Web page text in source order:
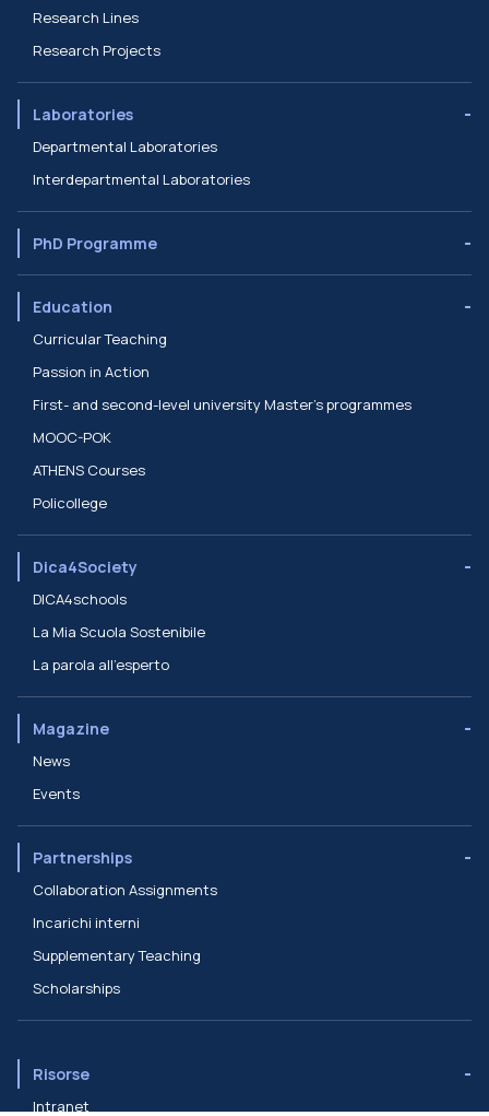
Research Lines
Research Projects
Laboratories
Departmental Laboratories
Interdepartmental Laboratories
PhD Programme
Education
Curricular Teaching
Passion in Action
First- and second-level university Master’s programmes
MOOC-POK
ATHENS Courses
Policollege
Dica4Society
DICA4schools
La Mia Scuola Sostenibile
La parola all'esperto
Magazine
News
Events
Partnerships
Collaboration Assignments
Incarichi interni
Supplementary Teaching
Scholarships
Risorse
Intranet